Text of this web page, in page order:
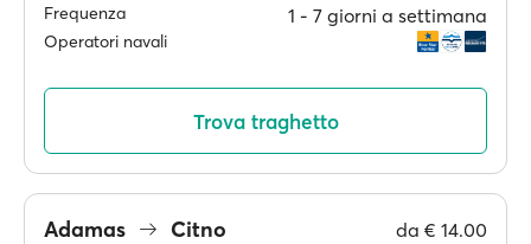
Frequenza 1 ‐ 7 giorni a settimana
Operatori navali
Trova traghetto
Adamas Citno da € 14.00